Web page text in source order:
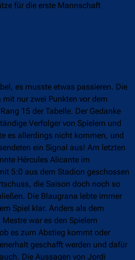
für die erste Mannschaft
es musste etwas passieren. Die
nur zwei Punkten vor dem
15 der Tabelle. Der Gedanke
Verfolger von Spielern und
es allerdings nicht kommen, und
ein Signal aus! Am letzten
Hércules Alicante im
5:0 aus dem Stadion geschossen
die Saison doch noch so
Die Blaugrana lebte immer
Spiel klar. Anders als dem
war es den Spielern
es zum Abstieg kommt oder
geschafft werden und dafür
Die Aussagen von Jordi